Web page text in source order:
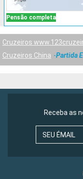
Pensão completa
Cruzeiros
Cruzeiros China
Partida
Receba as
SEU ÉMAIL